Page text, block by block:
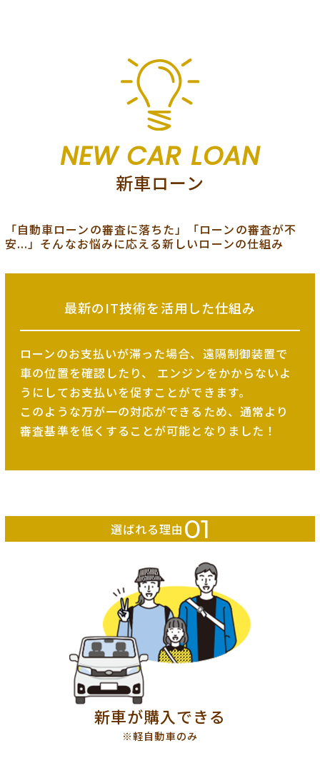
NEW CAR LOAN
新車ローン
「自動車ローンの審査に落ちた」「ローンの審査が不
安...」そんなお悩みに応える新しいローンの仕組み
最新のIT技術を活用した仕組み
ローンのお支払いが滞った場合、遠隔制御装置で
車の位置を確認したり、
エンジンをかからないよ
うにしてお支払いを促すことができます。
このような万が一の対応ができるため、 通常より
審査基準を低くすることが可能となりました！
選ばれる理由 01
新車が購入できる
※軽自動車のみ